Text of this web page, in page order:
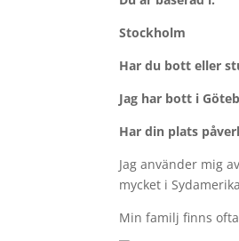
Stockholm
Har du bott eller
Jag har bott i
Har din plats
Jag använder mig
mycket i
Min familj finns